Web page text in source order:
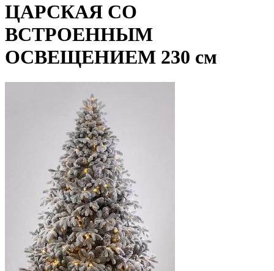
ЦАРСКАЯ СО
ВСТРОЕННЫМ
ОСВЕЩЕНИЕМ 230 см